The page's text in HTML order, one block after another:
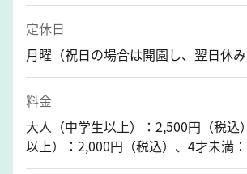
定休日
月曜（祝日の場合は開園し、翌日休み
料金
大人（中学生以上）：2,500円（税込
以上）：2,000円（税込）、4才未満